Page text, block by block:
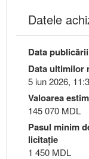
Datele
Data publicării
Data ultimilor
5 iun 2026,
Valoarea
145 070 MDL
Pasul minim
licitaţie
1 450 MDL